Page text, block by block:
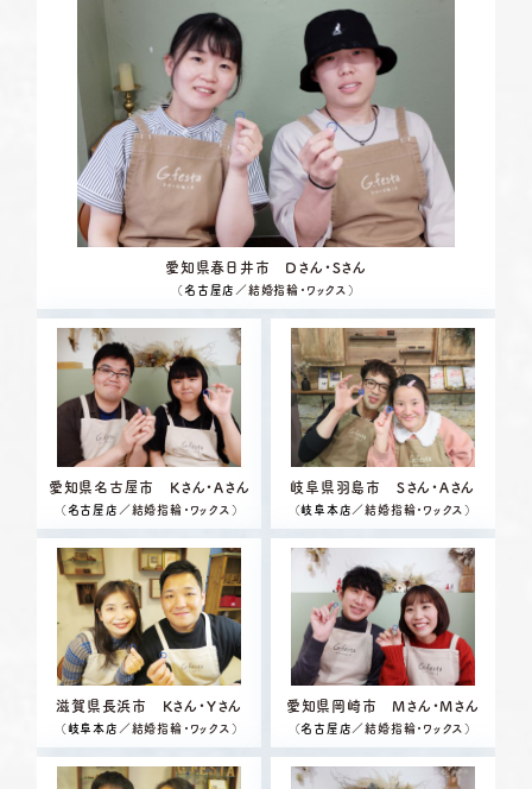
ブログ・新着情報
愛知県春日井市 Dさん・Sさん
（ 名古屋店 ／結婚指輪・ワックス）
愛知県名古屋市 Kさん・Aさん
（ 名古屋店 ／結婚指輪・ワックス）
岐阜県羽島市 Sさん・Aさん
（岐阜本店 ／結婚指輪・ワックス）
滋賀県長浜市 Kさん・Yさん
（岐阜本店 ／結婚指輪・ワックス）
愛知県岡崎市 Mさん・Mさん
（名古屋店 ／結婚指輪・ワックス）
TEL.053-455-2177
営業時間 10:00〜18:30
定休日
火曜日・水曜日
※祝日の場合は営業